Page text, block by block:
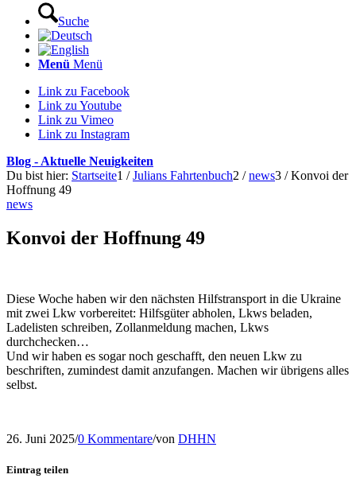
Suche
Menü Menü
Link zu Facebook
Link zu Youtube
Link zu Vimeo
Link zu Instagram
Blog - Aktuelle Neuigkeiten
Du bist hier: Startseite1 / Julians Fahrtenbuch2 / news3 / Konvoi der
Hoffnung 49
news
Konvoi der Hoffnung 49
Diese Woche haben wir den nächsten Hilfstransport in die Ukraine
mit zwei Lkw vorbereitet: Hilfsgüter abholen, Lkws beladen,
Ladelisten schreiben, Zollanmeldung machen, Lkws
durchchecken…
Und wir haben es sogar noch geschafft, den neuen Lkw zu
beschriften, zumindest damit anzufangen. Machen wir übrigens alles
selbst.
26. Juni 2025/0 Kommentare/von DHHN
Eintrag teilen